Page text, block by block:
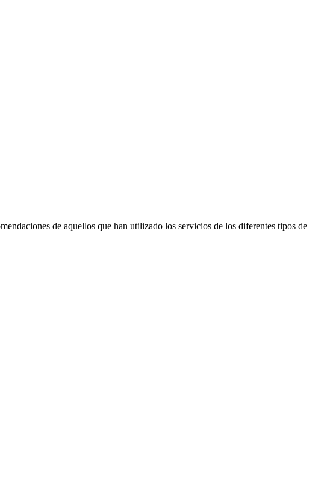
de aquellos que han utilizado los servicios de los diferentes tipos de